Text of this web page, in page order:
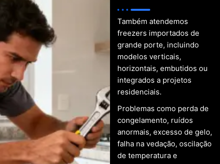
Também atendemos
freezers importados de
grande porte, incluindo
modelos verticais,
horizontais, embutidos ou
integrados a projetos
residenciais.
Problemas como perda de
congelamento, ruídos
anormais, excesso de gelo,
falha na vedação, oscilação
de temperatura e